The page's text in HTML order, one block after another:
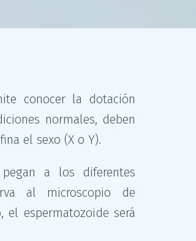
conocer la dotación
normales, deben
el sexo (X o Y).
a los diferentes
al microscopio de
el espermatozoide será